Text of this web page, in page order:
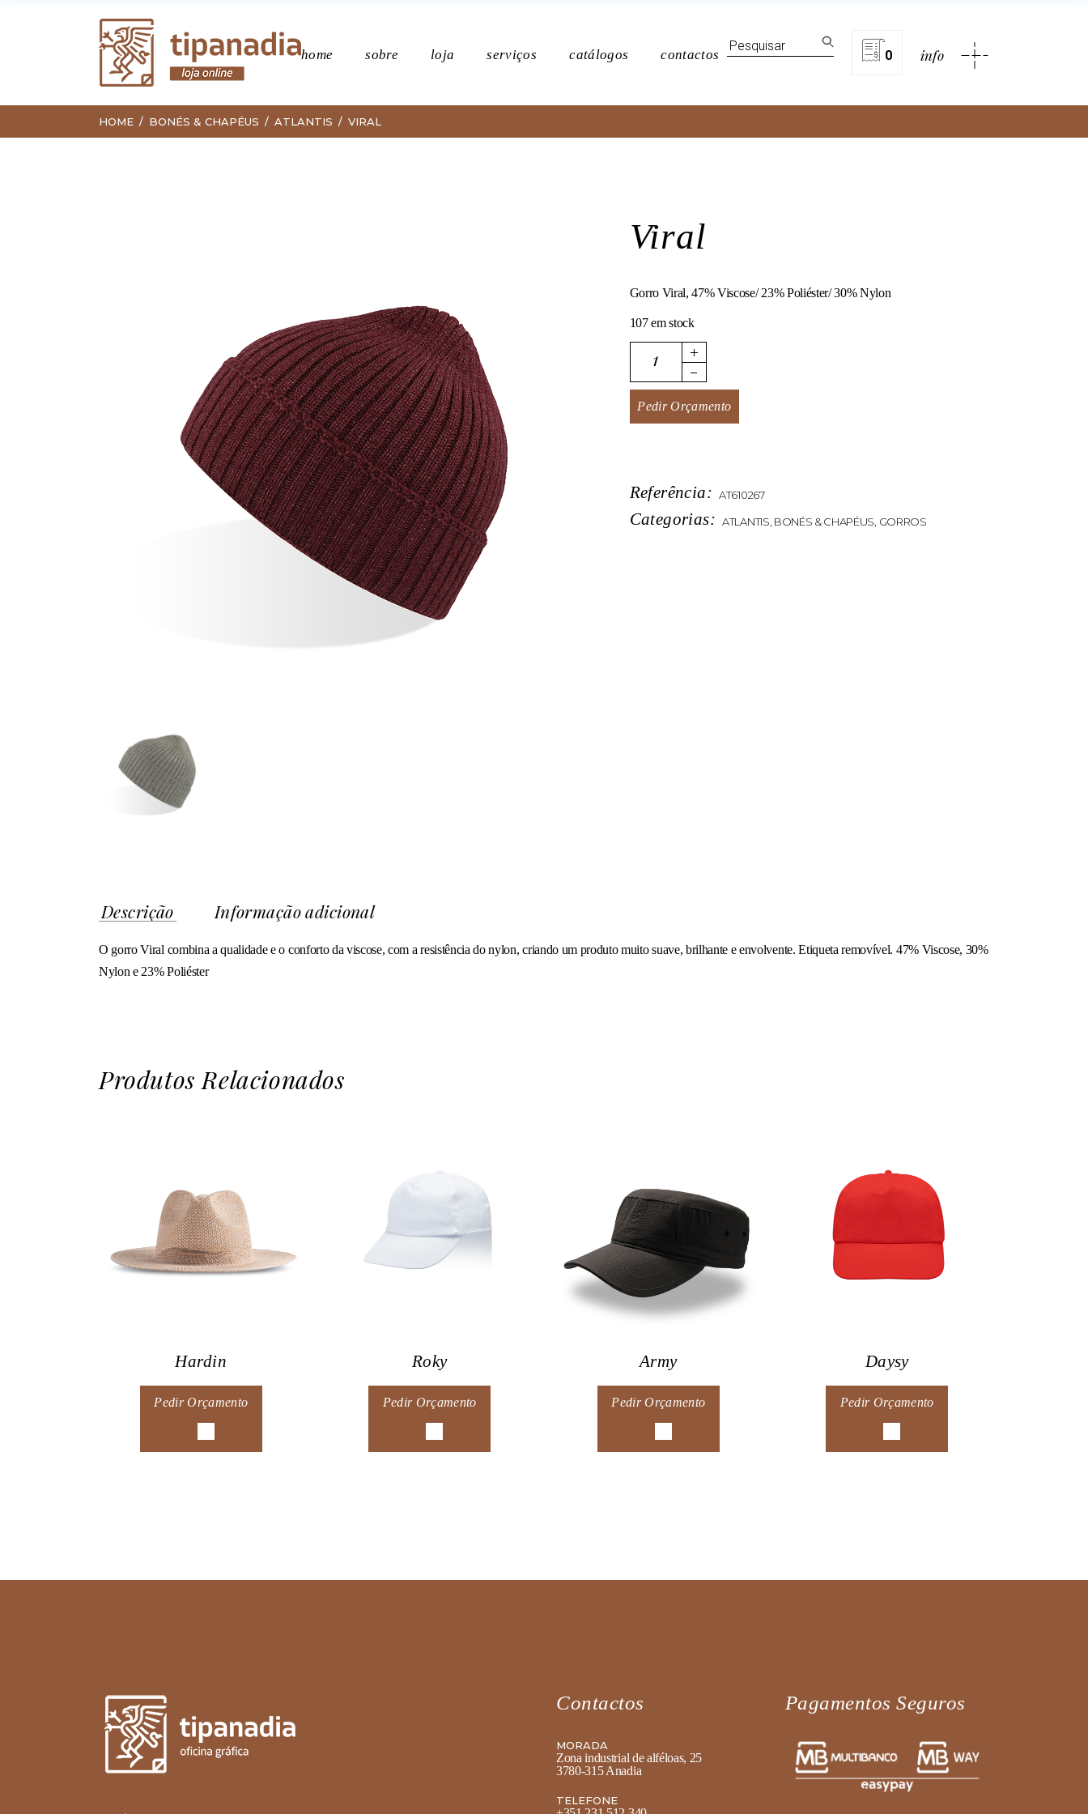
home sobre loja serviços catálogos contactos
Search
for:
0 info
Política de privacidade
HOME BONÉS & CHAPÉUS ATLANTIS VIRAL
Viral
Gorro Viral, 47% Viscose/ 23% Poliéster/ 30% Nylon
107 em stock
Viral quantity
Pedir Orçamento
Referência: AT610267
Categorias: ATLANTIS BONÉS & CHAPÉUS GORROS
Descrição Informação adicional
O gorro Viral combina a qualidade e o conforto da viscose, com a resistência do nylon, criando um produto muito suave, brilhante e envolvente. Etiqueta removível. 47% Viscose, 30%
Nylon e 23% Poliéster
Produtos Relacionados
Hardin
Pedir Orçamento
Roky
Pedir Orçamento
Army
Pedir Orçamento
Daysy
Pedir Orçamento
Contactos
MORADA
Zona industrial de alféloas, 25
3780-315 Anadia
TELEFONE
Pagamentos Seguros
Fale diretamente connosco no
WhatsApp